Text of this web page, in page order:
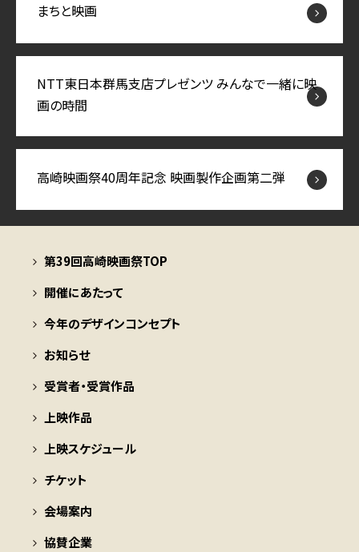
まちと映画
NTT東日本群馬支店プレゼンツ みんなで一緒に映
画の時間
高崎映画祭40周年記念 映画製作企画第二弾
第39回高崎映画祭TOP
開催にあたって
今年のデザインコンセプト
お知らせ
受賞者・受賞作品
上映作品
上映スケジュール
チケット
会場案内
協賛企業